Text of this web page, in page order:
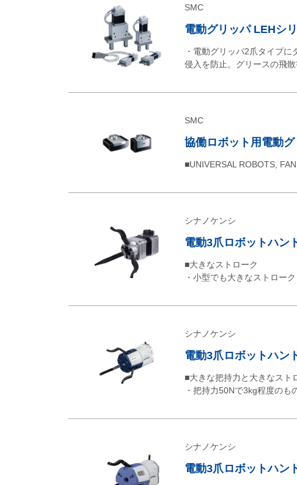
SMC
電動グリッパ LEHシ
・電動グリッパ2爪タイプ
侵入を防止。グリースの飛散
SMC
協働ロボット用電動
■UNIVERSAL ROBOTS,
シナノケンシ
電動3爪ロボットハン
■大きなストローク
・小型でも大きなストロー
シナノケンシ
電動3爪ロボットハン
■大きな把持力と大きなスト
・把持力50Nで3kg程度のも
シナノケンシ
電動3爪ロボットハン